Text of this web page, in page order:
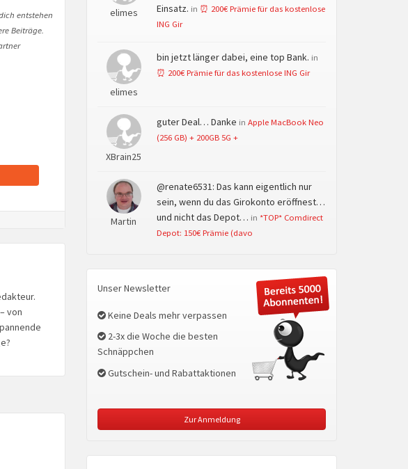
entstehen
Beiträge.
– von
elimes
Einsatz. in ⏰ 200€ Prämie für das kostenlose
ING Gir
elimes
bin jetzt länger dabei, eine top Bank. in
⏰ 200€ Prämie für das kostenlose ING Gir
XBrain25
guter Deal… Danke in Apple MacBook Neo
(256 GB) + 200GB 5G +
Martin
@renate6531: Das kann eigentlich nur
sein, wenn du das Girokonto eröffnest…
und nicht das Depot… in *TOP* Comdirect
Depot: 150€ Prämie (davo
Unser Newsletter
Keine Deals mehr verpassen
2-3x die Woche die besten
Schnäppchen
Gutschein- und Rabattaktionen
Zur Anmeldung